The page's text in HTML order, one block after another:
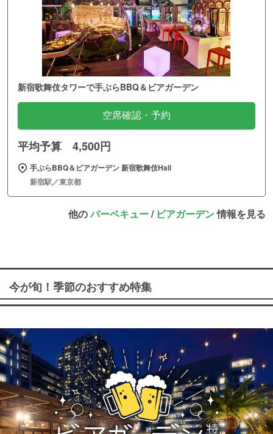
新宿歌舞伎タワーで手ぶらBBQ＆ビアガーデン
空席確認・予約
平均予算 4,500円
手ぶらBBQ＆ビアガーデン 新宿歌舞伎Hall
新宿駅／東京都
他のバーベキュー/ ビアガーデン情報を見る
今が旬！季節のおすすめ特集